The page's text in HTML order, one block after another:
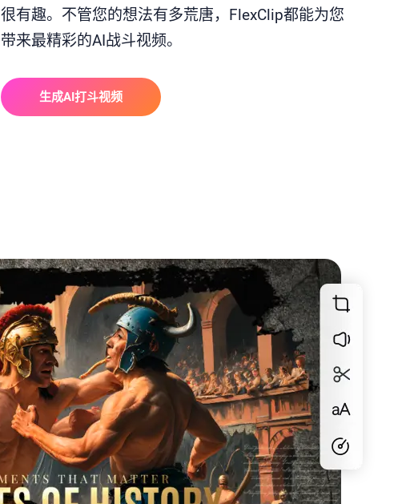
很有趣。不管您的想法有多荒唐，FlexClip都能为您
带来最精彩的AI战斗视频。
生成AI打斗视频